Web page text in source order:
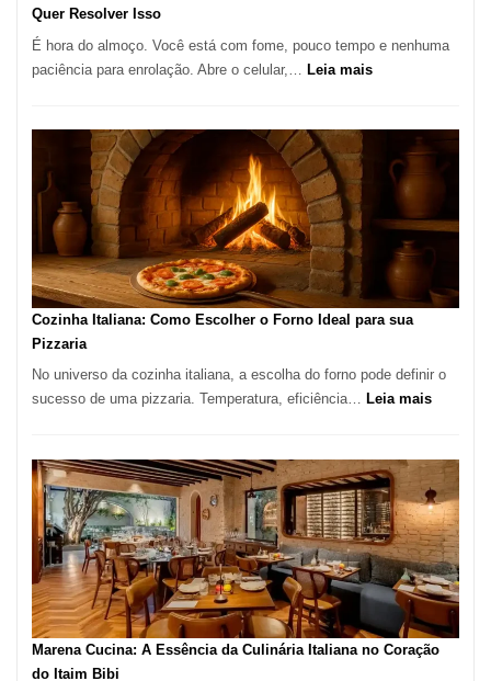
Quer Resolver Isso
É hora do almoço. Você está com fome, pouco tempo e nenhuma
paciência para enrolação. Abre o celular,… Leia mais:
Encontrar
um
Lugar
Comer?
Este
Portal
Isso
Cozinha Italiana: Como Escolher o Forno Ideal para sua
Pizzaria
No universo da cozinha italiana, a escolha do forno pode definir o
sucesso de uma pizzaria. Temperatura, eficiência… Leia mais:
Como
Escolher
o
Forno
Ideal
para
sua
Pizzaria
Marena Cucina: A Essência da Culinária Italiana no Coração
do Itaim Bibi